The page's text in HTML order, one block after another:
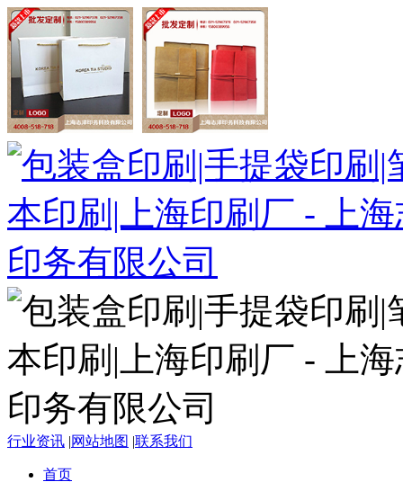
行业资讯 |网站地图 |联系我们
首页